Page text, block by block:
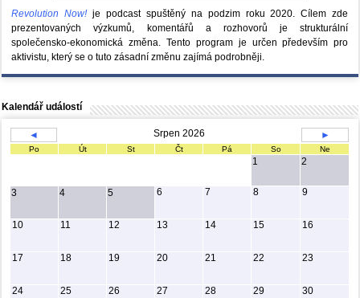
Revolution Now! je podcast spuštěný na podzim roku 2020.Cílem zde
prezentovaných výzkumů, komentářů a rozhovorů je strukturální
společensko-ekonomická změna. Tento program je určen především pro
aktivistu, který se o tuto zásadní změnu zajímá podrobněji.
Kalendář událostí
◄ Srpen 2026 ►
Po Út St Čt Pá So Ne
1 2
3 4 5 6 7 8 9
10 11 12 13 14 15 16
17 18 19 20 21 22 23
24 25 26 27 28 29 30